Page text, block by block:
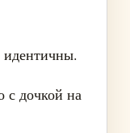
с дочкой на